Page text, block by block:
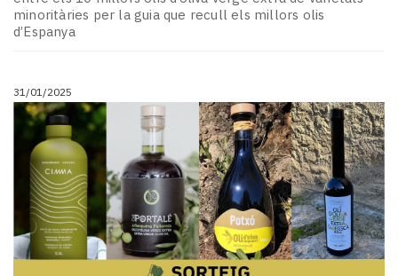
minoritàries per la guia que recull els millors olis
d’Espanya
31/01/2025